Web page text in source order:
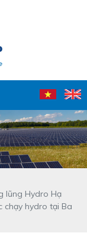
lũng Hydro Hạ
chạy hydro tại Ba